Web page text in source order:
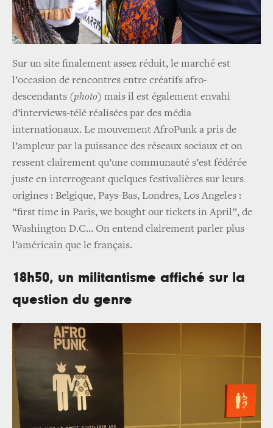
Sur un site finalement assez réduit, le marché est
l’occasion de rencontres entre créatifs afro-
descendants (photo) mais il est également envahi
d’interviews-télé réalisées par des média
internationaux. Le mouvement AfroPunk a pris de
l’ampleur par la puissance des réseaux sociaux et on
ressent clairement qu’une communauté s’est fédérée
juste en interrogeant quelques festivalières sur leurs
origines : Belgique, Pays-Bas, Londres, Los Angeles :
“first time in Paris, we bought our tickets in April”, de
Washington D.C… On entend clairement parler plus
l’américain que le français.
18h50, un militantisme affiché sur la
question du genre